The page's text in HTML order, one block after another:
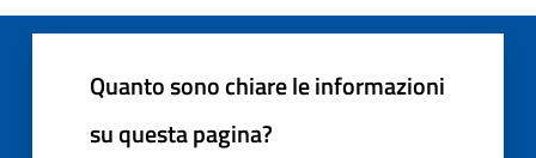
Quanto sono chiare le informazioni
su questa pagina?